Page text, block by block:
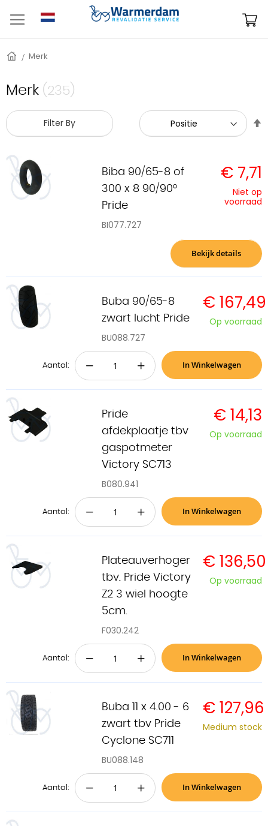
naar
inhoud
HomeMerk
Merk (235)
Filter By
Biba 90/65-8 of
300 x 8 90/90°
Pride
BI077.727
€ 7,71
Niet op
voorraad
Bekijk details
Buba 90/65-8
zwart lucht Pride
BU088.727
€ 167,49
Op voorraad
Aantal: − + In Winkelwagen
Pride
afdekplaatje tbv
gaspotmeter
Victory SC713
B080.941
€ 14,13
Op voorraad
Aantal: − + In Winkelwagen
Plateauverhoger
tbv. Pride Victory
Z2 3 wiel hoogte
5cm.
F030.242
€ 136,50
Op voorraad
Aantal: − + In Winkelwagen
Buba 11 x 4.00 - 6
zwart tbv Pride
Cyclone SC711
BU088.148
€ 127,96
Medium stock
Aantal: − + In Winkelwagen